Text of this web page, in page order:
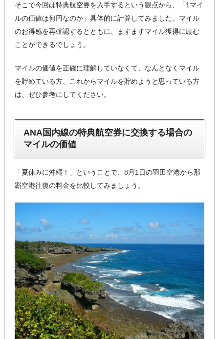
そこで今回は特典航空券を入手するという観点から、「1マイ
ルの価値は何円なのか」具体的に計算してみました。マイル
のお得感を再確認するとともに、ますますマイル獲得に励む
ことができるでしょう。
マイルの価値を正確に理解していなくて、なんとなくマイル
を貯めている方、これからマイルを貯めようと思っている方
は、ぜひ参考にしてください。
ANA国内線の特典航空券に交換する場合の
マイルの価値
「夏休みに沖縄！」ということで、8月1日の羽田空港から那
覇空港往復の料金を比較してみましょう。